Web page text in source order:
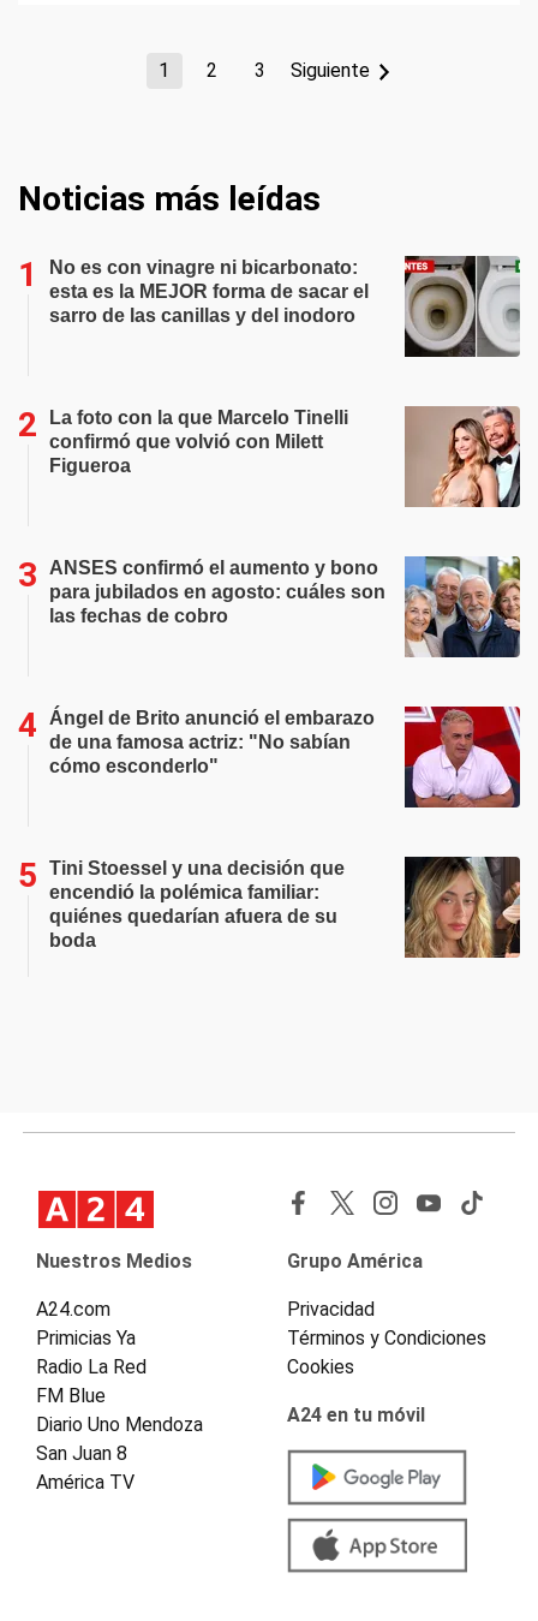
1 2 3 Siguiente
Noticias más leídas
No es con vinagre ni bicarbonato:
esta es la MEJOR forma de sacar el
sarro de las canillas y del inodoro
La foto con la que Marcelo Tinelli
confirmó que volvió con Milett
Figueroa
ANSES confirmó el aumento y bono
para jubilados en agosto: cuáles son
las fechas de cobro
Ángel de Brito anunció el embarazo
de una famosa actriz: "No sabían
cómo esconderlo"
Tini Stoessel y una decisión que
encendió la polémica familiar:
quiénes quedarían afuera de su
boda
Nuestros Medios
A24.com
Primicias Ya
Radio La Red
FM Blue
Diario Uno Mendoza
San Juan 8
América TV
Grupo América
Privacidad
Términos y Condiciones
Cookies
A24 en tu móvil